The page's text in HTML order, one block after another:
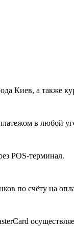
Киев, а также
в любой
POS-терминал.
по счёту на